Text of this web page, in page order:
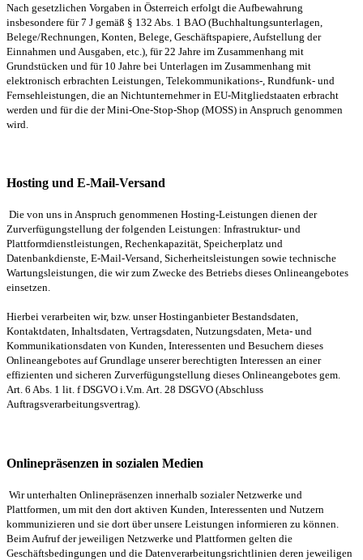
Nach gesetzlichen Vorgaben in Österreich erfolgt die Aufbewahrung
insbesondere für 7 J gemäß § 132 Abs. 1 BAO (Buchhaltungsunterlagen,
Belege/Rechnungen, Konten, Belege, Geschäftspapiere, Aufstellung der
Einnahmen und Ausgaben, etc.), für 22 Jahre im Zusammenhang mit
Grundstücken und für 10 Jahre bei Unterlagen im Zusammenhang mit
elektronisch erbrachten Leistungen, Telekommunikations-, Rundfunk- und
Fernsehleistungen, die an Nichtunternehmer in EU-Mitgliedstaaten erbracht
werden und für die der Mini-One-Stop-Shop (MOSS) in Anspruch genommen
wird.
Hosting und E-Mail-Versand
Die von uns in Anspruch genommenen Hosting-Leistungen dienen der
Zurverfügungstellung der folgenden Leistungen: Infrastruktur- und
Plattformdienstleistungen, Rechenkapazität, Speicherplatz und
Datenbankdienste, E-Mail-Versand, Sicherheitsleistungen sowie technische
Wartungsleistungen, die wir zum Zwecke des Betriebs dieses Onlineangebotes
einsetzen.
Hierbei verarbeiten wir, bzw. unser Hostinganbieter Bestandsdaten,
Kontaktdaten, Inhaltsdaten, Vertragsdaten, Nutzungsdaten, Meta- und
Kommunikationsdaten von Kunden, Interessenten und Besuchern dieses
Onlineangebotes auf Grundlage unserer berechtigten Interessen an einer
effizienten und sicheren Zurverfügungstellung dieses Onlineangebotes gem.
Art. 6 Abs. 1 lit. f DSGVO i.V.m. Art. 28 DSGVO (Abschluss
Auftragsverarbeitungsvertrag).
Onlinepräsenzen in sozialen Medien
Wir unterhalten Onlinepräsenzen innerhalb sozialer Netzwerke und
Plattformen, um mit den dort aktiven Kunden, Interessenten und Nutzern
kommunizieren und sie dort über unsere Leistungen informieren zu können.
Beim Aufruf der jeweiligen Netzwerke und Plattformen gelten die
Geschäftsbedingungen und die Datenverarbeitungsrichtlinien deren jeweiligen